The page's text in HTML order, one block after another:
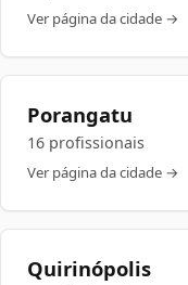
Ver página da cidade →
Porangatu
16 profissionais
Ver página da cidade →
Quirinópolis